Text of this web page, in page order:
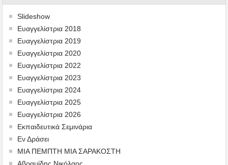
Slideshow
Ευαγγελίστρια 2018
Ευαγγελίστρια 2019
Ευαγγελίστρια 2020
Ευαγγελίστρια 2022
Ευαγγελίστρια 2023
Ευαγγελίστρια 2024
Ευαγγελίστρια 2025
Ευαγγελίστρια 2026
Εκπαιδευτικά Σεμινάρια
Εν Δράσει
ΜΙΑ ΠΕΜΠΤΗ ΜΙΑ ΣΑΡΑΚΟΣΤΗ
Αβραμίδης Νικόλαος